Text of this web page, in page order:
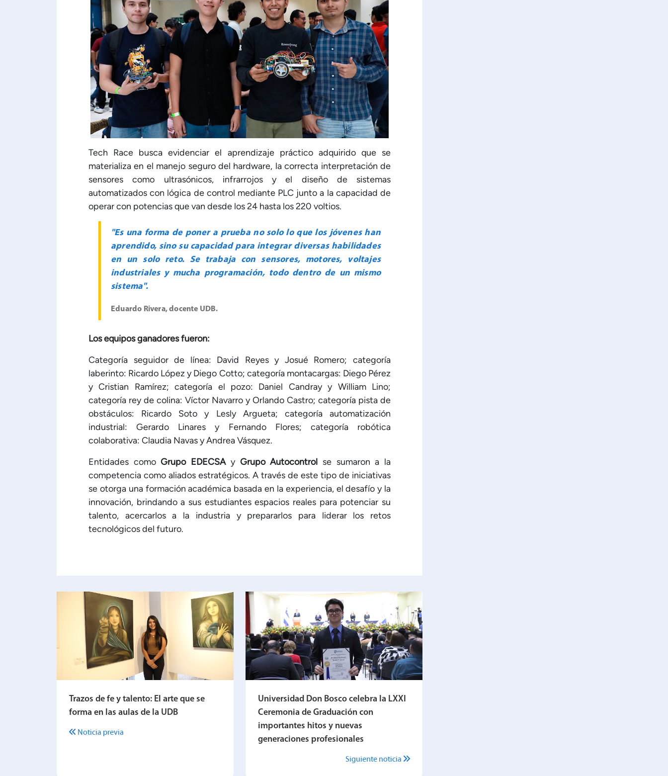
Tech Race busca evidenciar el aprendizaje práctico adquirido que se
materializa en el manejo seguro del hardware, la correcta interpretación de
sensores como ultrasónicos, infrarrojos y el diseño de sistemas
automatizados con lógica de control mediante PLC junto a la capacidad de
operar con potencias que van desde los 24 hasta los 220 voltios.
"Es una forma de poner a prueba no solo lo que los jóvenes han
aprendido, sino su capacidad para integrar diversas habilidades
en un solo reto. Se trabaja con sensores, motores, voltajes
industriales y mucha programación, todo dentro de un mismo
sistema".
Eduardo Rivera, docente UDB.
Los equipos ganadores fueron:
Categoría seguidor de línea: David Reyes y Josué Romero; categoría
laberinto: Ricardo López y Diego Cotto; categoría montacargas: Diego Pérez
y Cristian Ramírez; categoría el pozo: Daniel Candray y William Lino;
categoría rey de colina: Víctor Navarro y Orlando Castro; categoría pista de
obstáculos: Ricardo Soto y Lesly Argueta; categoría automatización
industrial: Gerardo Linares y Fernando Flores; categoría robótica
colaborativa: Claudia Navas y Andrea Vásquez.
Entidades comoGrupo EDECSAy Grupo Autocontrol se sumaron a la
competencia como aliados estratégicos. A través de este tipo de iniciativas
se otorga una formación académica basada en la experiencia, el desafío y la
innovación, brindando a sus estudiantes espacios reales para potenciar su
talento, acercarlos a la industria y prepararlos para liderar los retos
tecnológicos del futuro.
Trazos de fe y talento: El arte que se
forma en las aulas de la UDB
Noticia previa
Universidad Don Bosco celebra la LXXI
Ceremonia de Graduación con
importantes hitos y nuevas
generaciones profesionales
Siguiente noticia